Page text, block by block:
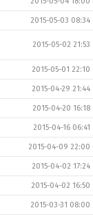
2015-05-03 08:34
2015-05-02 21:53
2015-05-01 22:10
2015-04-29 21:44
2015-04-20 16:18
2015-04-16 06:41
2015-04-09 22:00
2015-04-02 17:24
2015-04-02 16:50
2015-03-31 08:00